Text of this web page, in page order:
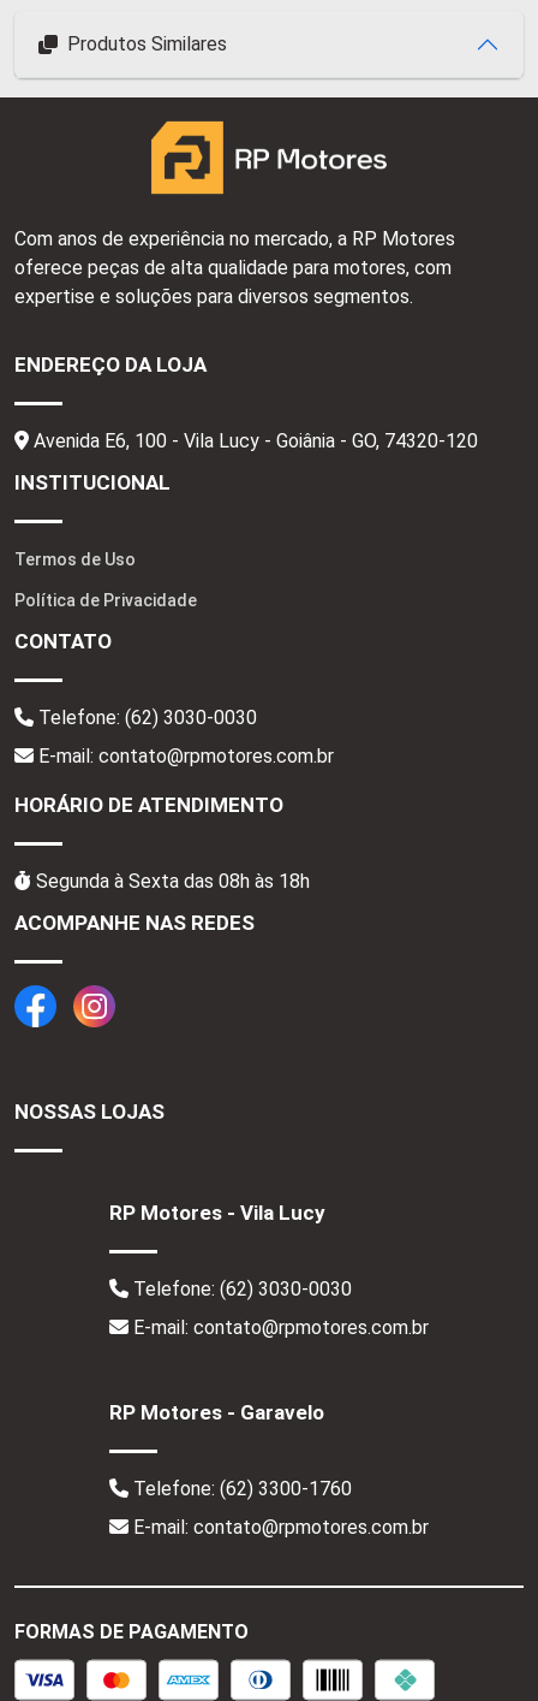
Produtos Similares
Com anos de experiência no mercado, a RP Motores
oferece peças de alta qualidade para motores, com
expertise e soluções para diversos segmentos.
ENDEREÇO DA LOJA
Avenida E6, 100 - Vila Lucy - Goiânia - GO, 74320-120
INSTITUCIONAL
Termos de Uso
Política de Privacidade
CONTATO
Telefone: (62) 3030-0030
E-mail: contato@rpmotores.com.br
HORÁRIO DE ATENDIMENTO
Segunda à Sexta das 08h às 18h
ACOMPANHE NAS REDES
NOSSAS LOJAS
RP Motores - Vila Lucy
Telefone: (62) 3030-0030
E-mail: contato@rpmotores.com.br
RP Motores - Garavelo
Telefone: (62) 3300-1760
E-mail: contato@rpmotores.com.br
FORMAS DE PAGAMENTO